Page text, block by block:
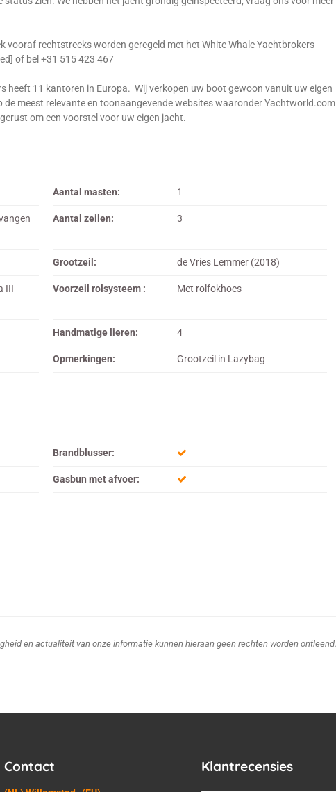
vooraf rechtstreeks worden geregeld met het White Whale Yachtbrokers
of bel +31 515 423 467
heeft 11 kantoren in Europa. Wij verkopen uw boot gewoon vanuit uw eigen
meest relevante en toonaangevende websites waaronder Yachtworld.com.
om een voorstel voor uw eigen jacht.
Aantal masten: 1
Aantal zeilen: 3
Grootzeil: de Vries Lemmer (2018)
III
Voorzeil rolsysteem : Met rolfokhoes
Handmatige lieren: 4
Opmerkingen: Grootzeil in Lazybag
Brandblusser:
Gasbun met afvoer:
en actualiteit van onze informatie kunnen hieraan geen rechten worden ontleend.
Contact Klantrecensies